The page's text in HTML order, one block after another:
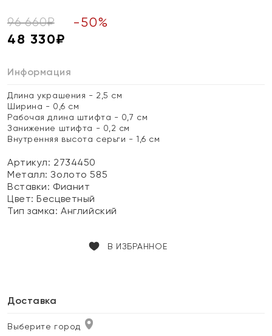
96 660₽ -50%
48 330₽
Информация
Длина украшения - 2,5 см
Ширина - 0,6 см
Рабочая длина штифта - 0,7 см
Занижение штифта - 0,2 см
Внутренняя высота серьги - 1,6 см
Артикул: 2734450
Металл:Золото 585
Вставки: Фианит
Цвет:Бесцветный
Тип замка:Английский
В ИЗБРАННОЕ
Доставка
Выберите город